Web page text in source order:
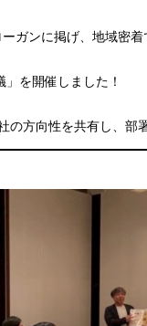
ガンに掲げ、地域密
を開催しました！
の方向性を共有し、部